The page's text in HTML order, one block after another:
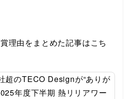
理由をまとめた記事はこち